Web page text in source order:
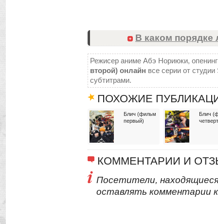
В каком порядке
Режисер аниме Абэ Нориюки,
второй) онлайн все серии от
субтитрами.
ПОХОЖИЕ
Блич (фильм
первый)
Блич
КОММЕНТАРИИ И
Посетители,
оставлять комментарии